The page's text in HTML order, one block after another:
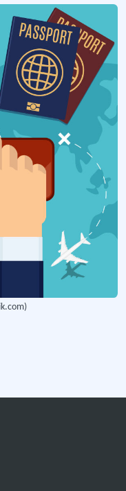
bekleme anında istenilen
vergiyi, bu verginin
üye